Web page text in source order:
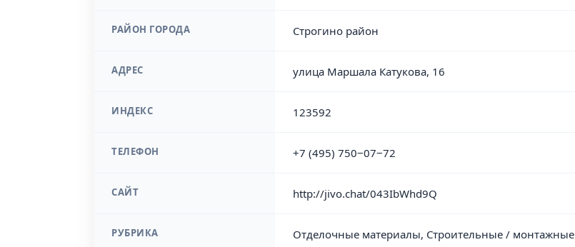
РАЙОН ГОРОДА Строгино район
АДРЕС улица Маршала Катукова, 16
ИНДЕКС 123592
ТЕЛЕФОН +7 (495) 750‒07‒72
САЙТ http://jivo.chat/043IbWhd9Q
РУБРИКА
Отделочные материалы, Строительные / монтажные